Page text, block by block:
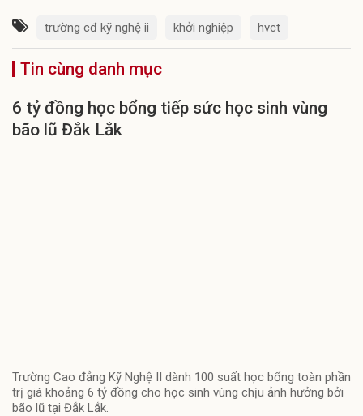
trường cđ kỹ nghệ ii khởi nghiệp hvct
Tin cùng danh mục
6 tỷ đồng học bổng tiếp sức học sinh vùng
bão lũ Đắk Lắk
Trường Cao đẳng Kỹ Nghệ II dành 100 suất học bổng toàn phần
trị giá khoảng 6 tỷ đồng cho học sinh vùng chịu ảnh hưởng bởi
bão lũ tại Đắk Lắk.